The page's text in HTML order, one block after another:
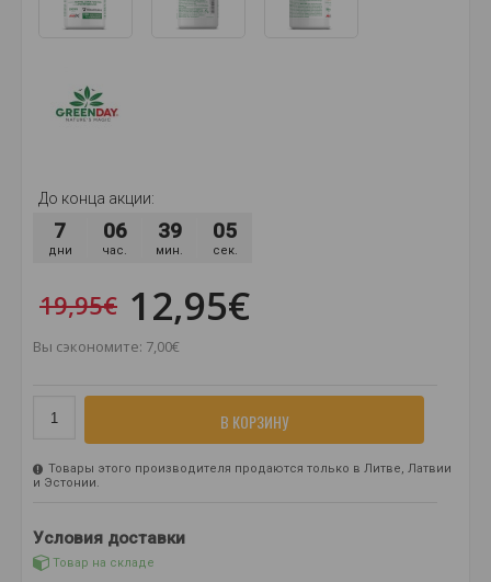
До конца акции:
7
дни
06
час.
39
мин.
03
сек.
19,95€ 12,95€
Вы сэкономите: 7,00€
В КОРЗИНУ
Товары этого производителя продаются только в Литве, Латвии
и Эстонии.
Условия доставки
Товар на складе